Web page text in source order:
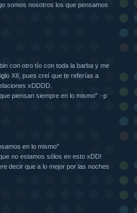
somos nosotros los que pensamos
con otro tío con toda la barba y me
XII, pues creí que te referías a
xDDDD.
piensan siempre en lo mismo" :-p
en lo mismo"
no estamos sólos en esto xDD!
decir que a lo mejor por las noches